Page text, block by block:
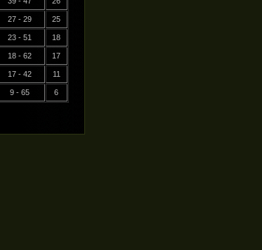
27 - 29 25
23 - 51 18
18 - 62 17
17 - 42 11
9 - 65 6